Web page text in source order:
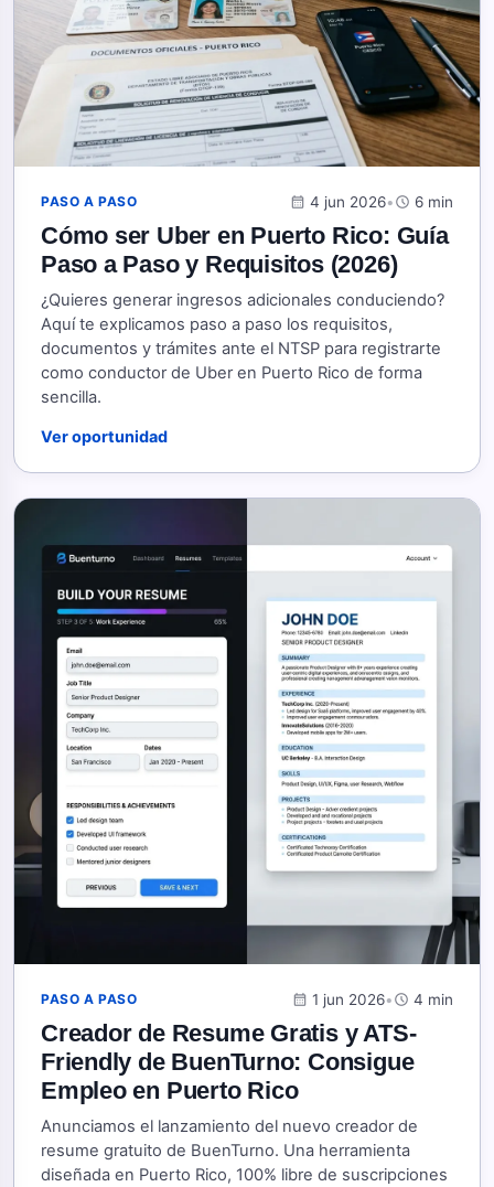
PASO A PASO calendar_month 4 jun 2026•schedule 6 min
Cómo ser Uber en Puerto Rico: Guía
Paso a Paso y Requisitos (2026)
¿Quieres generar ingresos adicionales conduciendo?
Aquí te explicamos paso a paso los requisitos,
documentos y trámites ante el NTSP para registrarte
como conductor de Uber en Puerto Rico de forma
sencilla.
Ver oportunidad
PASO A PASO calendar_month 1 jun 2026•schedule 4 min
Creador de Resume Gratis y ATS-
Friendly de BuenTurno: Consigue
Empleo en Puerto Rico
Anunciamos el lanzamiento del nuevo creador de
resume gratuito de BuenTurno. Una herramienta
diseñada en Puerto Rico, 100% libre de suscripciones